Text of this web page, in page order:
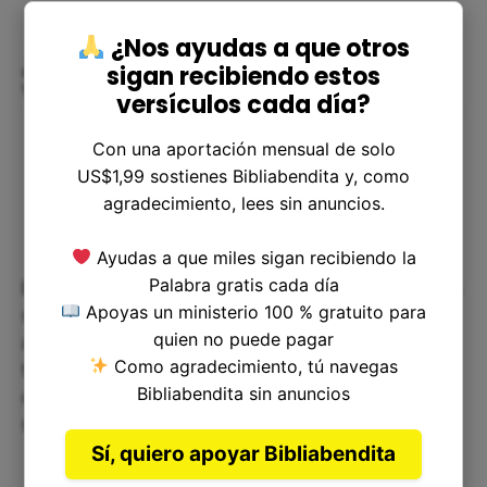
¿Cómo podemos aplicar este
Versículo en nuestras Vidas?
Este versículo es importante porque nos exhorta a
ser más conscientes de nuestras elecciones y
acciones. Saber que nuestras decisiones pueden
tener consecuencias duras y graves significa que
debemos pensar con cuidado lo que hacemos y
su posibles repercusiones.
¿Nos ayudas a que otros
sigan recibiendo estos
versículos cada día?
Con una aportación mensual de solo
US$1,99 sostienes Bibliabendita y, como
agradecimiento, lees sin anuncios.
Ayudas a que miles sigan recibiendo la
Palabra gratis cada día
Apoyas un ministerio 100 % gratuito para
quien no puede pagar
Como agradecimiento, tú navegas
Bibliabendita sin anuncios
Sí, quiero apoyar Bibliabendita